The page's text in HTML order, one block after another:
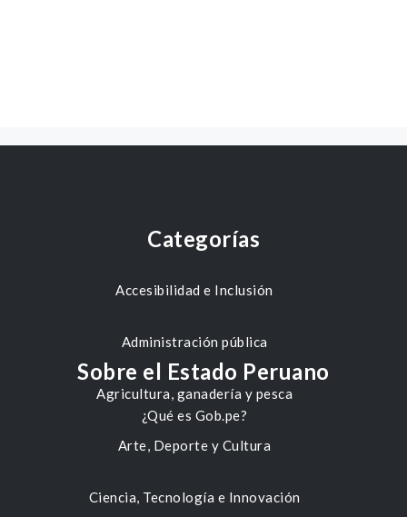
Categorías
Accesibilidad e Inclusión
Administración pública
Agricultura, ganadería y pesca
Arte, Deporte y Cultura
Ciencia, Tecnología e Innovación
Sobre el Estado Peruano
¿Qué es Gob.pe?